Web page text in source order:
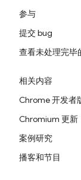
参与
提交 bug
查看未处理完毕
相关内容
Chrome 开发者
Chromium 更新
案例研究
播客和节目